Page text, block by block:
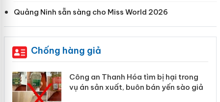
Quảng Ninh sẵn sàng cho Miss World 2026
Chống hàng giả
Công an Thanh Hóa tìm bị hại trong
vụ án sản xuất, buôn bán yến sào giả